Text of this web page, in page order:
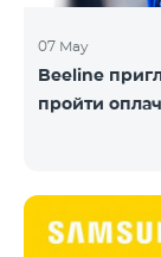
07 May
Beeline
пройти